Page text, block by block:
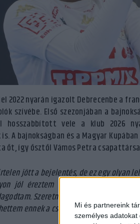
Mi és partnereink
személyes
2022 nyarán igazolt Debrecenbe a
szívébe. Első szezonjában a
hosszabbított vele a klub 2026
A bajnokságban és a Magyar
őt, így ősztől Vámos Petra
jött a bejelentés, de ez egy olyan
jól éreztem magam
Szeretném megköszönni a
ennek a csodálatos kalandnak.